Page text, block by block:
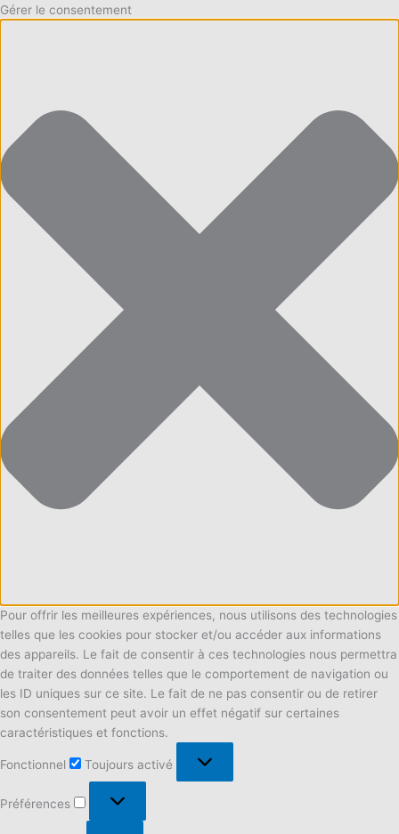
Gérer le consentement
Pour offrir les meilleures expériences, nous utilisons des technologies
telles que les cookies pour stocker et/ou accéder aux informations
des appareils. Le fait de consentir à ces technologies nous permettra
de traiter des données telles que le comportement de navigation ou
les ID uniques sur ce site. Le fait de ne pas consentir ou de retirer
son consentement peut avoir un effet négatif sur certaines
caractéristiques et fonctions.
Fonctionnel
Toujours activé
Préférences